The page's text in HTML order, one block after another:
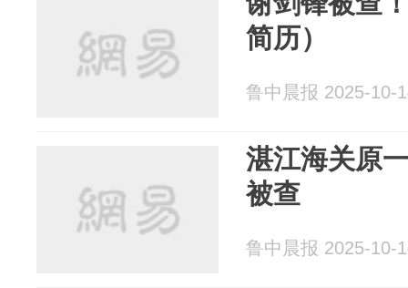
简历）
鲁中晨报 2025-10-
湛江海关原
被查
鲁中晨报 2025-10-